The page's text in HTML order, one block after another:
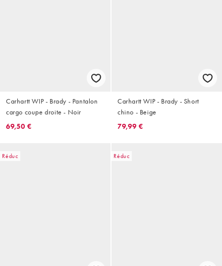
Carhartt WIP - Brady - Pantalon
cargo coupe droite - Noir
69,50 €
Carhartt WIP - Brady - Short
chino - Beige
79,99 €
Réduc Réduc